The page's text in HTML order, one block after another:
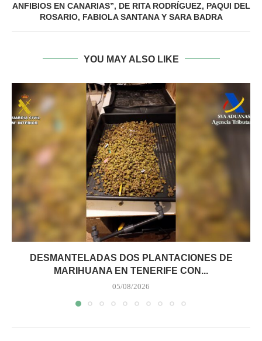
ANFIBIOS EN CANARIAS”, DE RITA RODRÍGUEZ, PAQUI DEL
ROSARIO, FABIOLA SANTANA Y SARA BADRA
YOU MAY ALSO LIKE
DESMANTELADAS DOS PLANTACIONES DE
MARIHUANA EN TENERIFE CON...
05/08/2026